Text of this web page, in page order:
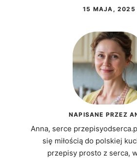
15 MAJA, 2025
NAPISANE PRZEZ
Anna, serce
się miłością do polskiej
przepisy prosto z serca,